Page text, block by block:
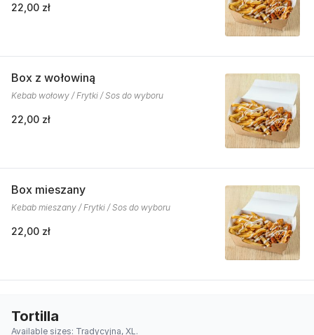
22,00 zł
Box z wołowiną
Kebab wołowy / Frytki / Sos do wyboru
22,00 zł
Box mieszany
Kebab mieszany / Frytki / Sos do wyboru
22,00 zł
Tortilla
Available sizes: Tradycyjna, XL.